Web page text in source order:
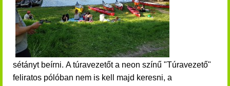
sétányt beírni. A túravezetőt a neon színű "Túravezető"
feliratos pólóban nem is kell majd keresni, a